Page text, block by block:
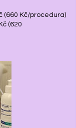
(660 Kč/procedura)
(620